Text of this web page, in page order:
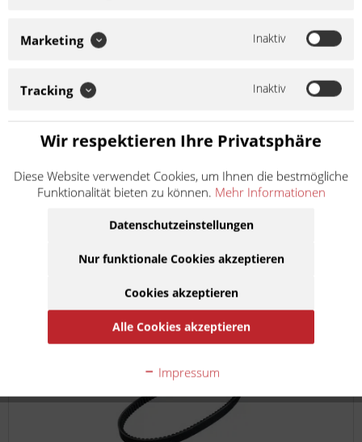
Durch unterschiedliche Mess- und Produktionsverfahren
Diese Unterschiede beeinflussen jedoch nicht die
Inhalt 1
30,50 € inkl. MwSt.zzgl. Versandkosten
Lieferzeit ca. 1 Werktag
In den Warenkorb
Marketing Inaktiv
Tracking Inaktiv
Wir respektieren Ihre Privatsphäre
Diese Website verwendet Cookies, um Ihnen die bestmögliche
Funktionalität bieten zu können. Mehr Informationen
Datenschutzeinstellungen
Nur funktionale Cookies akzeptieren
Cookies akzeptieren
Alle Cookies akzeptieren
Impressum